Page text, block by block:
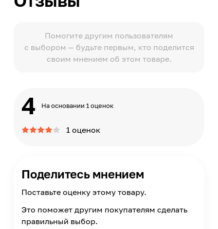
Помогите другим пользователям
с выбором — будьте первым, кто поделится
своим мнением об этом товаре.
4 На основании 1 оценок
1 оценок
Поделитесь мнением
Поставьте оценку этому товару.
Это поможет другим покупателям сделать
правильный выбор.